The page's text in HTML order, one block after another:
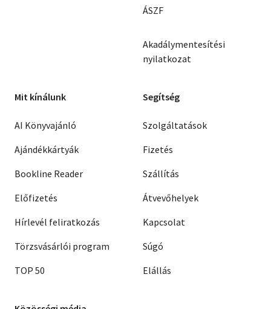
ÁSZF
Akadálymentesítési
nyilatkozat
Mit kínálunk
AI Könyvajánló
Ajándékkártyák
Bookline Reader
Előfizetés
Hírlevél feliratkozás
Törzsvásárlói program
TOP 50
Segítség
Szolgáltatások
Fizetés
Szállítás
Átvevőhelyek
Kapcsolat
Súgó
Elállás